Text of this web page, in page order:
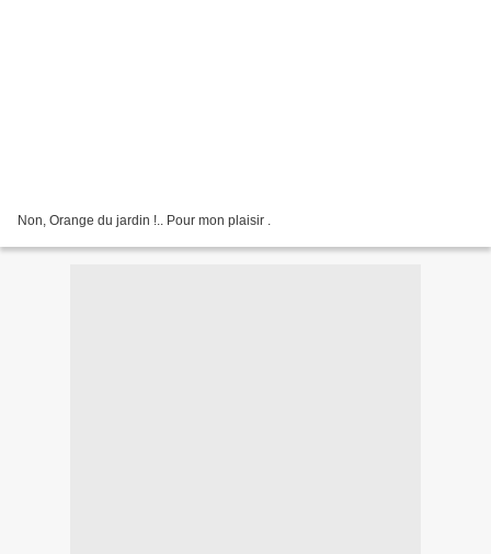
Non, Orange du jardin !.. Pour mon plaisir .